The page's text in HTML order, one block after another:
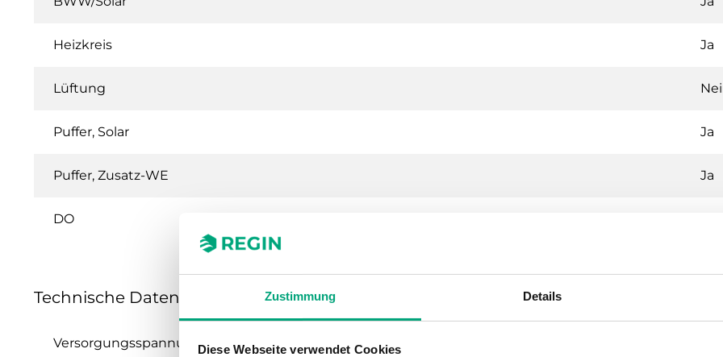
Zustimmung Details
Diese Webseite verwendet Cookies
Heizkreis Ja
Lüftung
Puffer, Solar Ja
Puffer, Zusatz-WE Ja
DO
Technische Daten für RU6X – Universelle Regler für Heizung oder Lüftung, 230 V
Versorgungsspannung 230 V ± 10 %, 50 Hz